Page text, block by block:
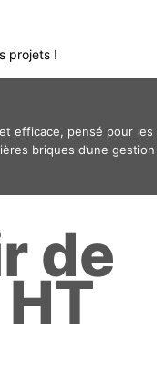
projets !
efficace, pensé pour les
briques d’une gestion
de